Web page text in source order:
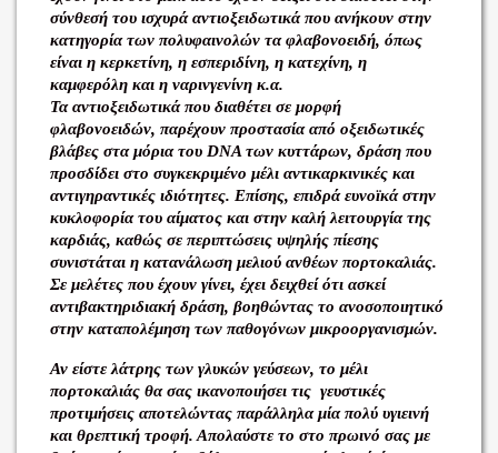
σύνθεσή του ισχυρά αντιοξειδωτικά που ανήκουν στην
κατηγορία των πολυφαινολών τα φλαβονοειδή, όπως
είναι η κερκετίνη, η εσπεριδίνη, η κατεχίνη, η
καμφερόλη και η ναρινγενίνη κ.α.
Τα αντιοξειδωτικά που διαθέτει σε μορφή
φλαβονοειδών, παρέχουν προστασία από οξειδωτικές
βλάβες στα μόρια του DNA των κυττάρων, δράση που
προσδίδει στο συγκεκριμένο μέλι αντικαρκινικές και
αντιγηραντικές ιδιότητες. Επίσης, επιδρά ευνοϊκά στην
κυκλοφορία του αίματος και στην καλή λειτουργία της
καρδιάς, καθώς σε περιπτώσεις υψηλής πίεσης
συνιστάται η κατανάλωση μελιού ανθέων πορτοκαλιάς.
Σε μελέτες που έχουν γίνει, έχει δειχθεί ότι ασκεί
αντιβακτηριδιακή δράση, βοηθώντας το ανοσοποιητικό
στην καταπολέμηση των παθογόνων μικροοργανισμών.
Αν είστε λάτρης των γλυκών γεύσεων, το μέλι
πορτοκαλιάς θα σας ικανοποιήσει τις γευστικές
προτιμήσεις αποτελώντας παράλληλα μία πολύ υγιεινή
και θρεπτική τροφή. Απολαύστε το στο πρωινό σας με